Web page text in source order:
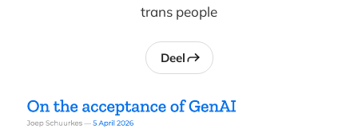
trans people
Deel